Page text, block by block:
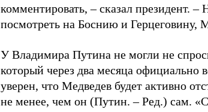
комментировать, – сказал президент.
посмотреть на Боснию и Герцеговину,
У Владимира Путина не могли не
который через два месяца официально
уверен, что Медведев будет активно
не менее, чем он (Путин. – Ред.) сам.